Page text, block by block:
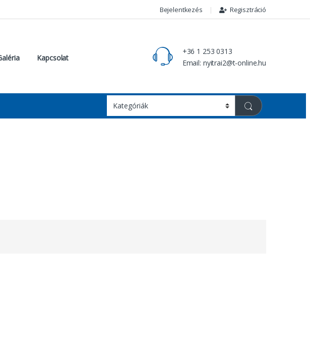
Bejelentkezés Regisztráció
Kapcsolat
+36 1 253 0313
Email: nyitrai2@t-online.hu